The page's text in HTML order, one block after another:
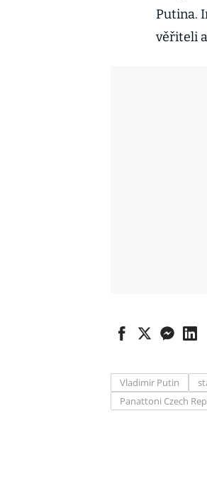
Putina.
věřiteli
Vladimir Putin
Panattoni Czech